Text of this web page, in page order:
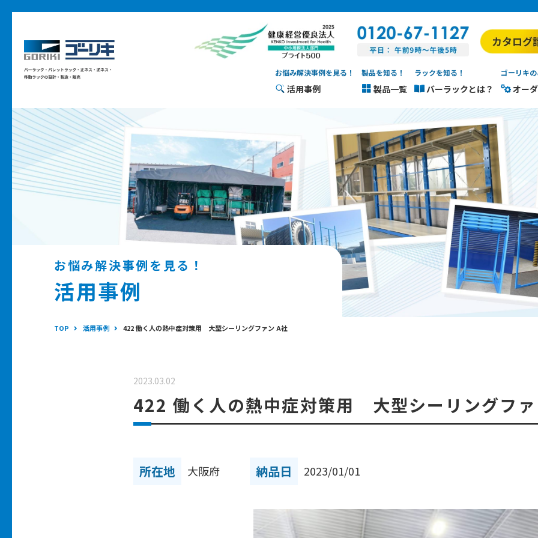
お悩み解決事例を見る！
活用事例
製品を知る！
製品一覧
ラックを知る！
バーラックとは？
ゴーリキ
オー
お悩み解決事例を見る！
活用事例
TOP 活用事例 422 働く人の熱中症対策用 大型シーリングファン A社
2023.03.02
422 働く人の熱中症対策用 大型シーリングフ
所在地 大阪府 納品日 2023/01/01